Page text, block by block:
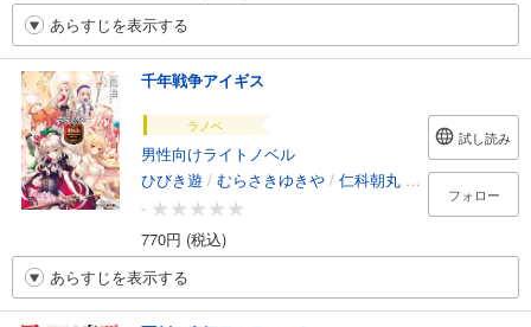
あらすじを表示する
千年戦争アイギス
ラノベ
男性向けライトノベル
ひびき遊 / むらさきゆきや / 仁科朝丸 川添枯美/
-
770円 (税込)
試し読み
フォロー
あらすじを表示する